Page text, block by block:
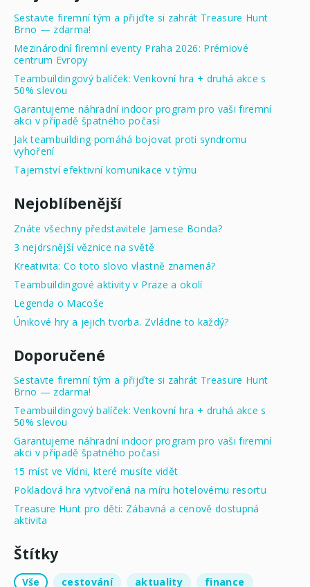
Sestavte firemní tým a přijďte si zahrát Treasure Hunt
Brno — zdarma!
Mezinárodní firemní eventy Praha 2026: Prémiové
centrum Evropy
Teambuildingový balíček: Venkovní hra + druhá akce s
50% slevou
Garantujeme náhradní indoor program pro vaši firemní
akci v případě špatného počasí
Jak teambuilding pomáhá bojovat proti syndromu
vyhoření
Tajemství efektivní komunikace v týmu
Nejoblíbenější
Znáte všechny představitele Jamese Bonda?
3 nejdrsnější věznice na světě
Kreativita: Co toto slovo vlastně znamená?
Teambuildingové aktivity v Praze a okolí
Legenda o Macoše
Únikové hry a jejich tvorba. Zvládne to každý?
Doporučené
Sestavte firemní tým a přijďte si zahrát Treasure Hunt
Brno — zdarma!
Teambuildingový balíček: Venkovní hra + druhá akce s
50% slevou
Garantujeme náhradní indoor program pro vaši firemní
akci v případě špatného počasí
15 míst ve Vídni, které musíte vidět
Pokladová hra vytvořená na míru hotelovému resortu
Treasure Hunt pro děti: Zábavná a cenově dostupná
aktivita
Štítky
Vše cestování aktuality finance